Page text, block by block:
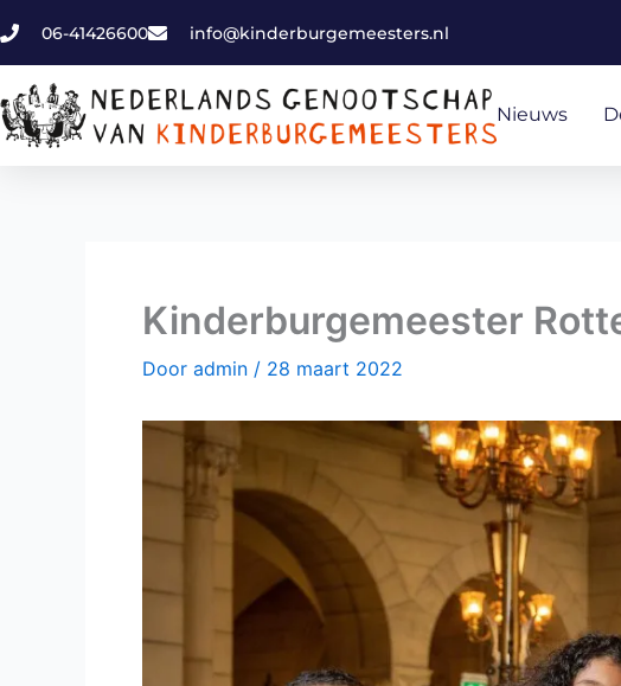
naar
inhoud
06-41426600 info@kinderburgemeesters.nl
Nieuws
Kinderburgemeester
Door admin / 28 maart 2022